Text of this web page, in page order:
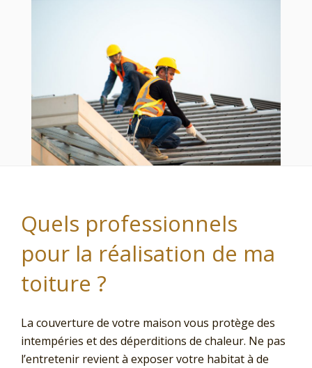
Quels professionnels
pour la réalisation de ma
toiture ?
La couverture de votre maison vous protège des
intempéries et des déperditions de chaleur. Ne pas
l’entretenir revient à exposer votre habitat à de